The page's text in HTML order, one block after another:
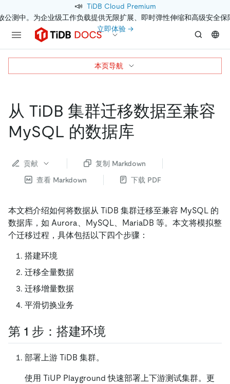
📣 TiDB Cloud Premium
公测中。为企业级工作负载提供无限扩展、即时弹性伸缩和高级安全保
立即体验 →
从 TiDB 集群迁移数据至兼容
MySQL 的数据库
贡献
复制 Markdown
查看 Markdown
下载 PDF
本文档介绍如何将数据从 TiDB 集群迁移至兼容 MySQL 的
数据库，如 Aurora、MySQL、MariaDB 等。本文将模拟整
个迁移过程，具体包括以下四个步骤：
搭建环境
迁移全量数据
迁移增量数据
平滑切换业务
第 1 步：搭建环境
部署上游 TiDB 集群。
使用 TiUP Playground 快速部署上下游测试集群。更
本页导航